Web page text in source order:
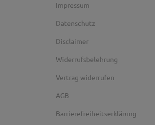
Impressum
Datenschutz
Disclaimer
Widerrufsbelehrung
Vertrag widerrufen
AGB
Barrierefreiheitserklärung